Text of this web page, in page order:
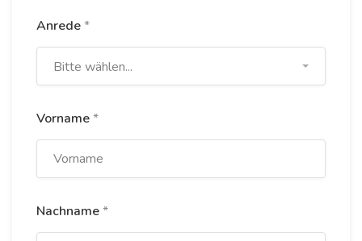
Anrede*
Bitte wählen...
Vorname*
Nachname*